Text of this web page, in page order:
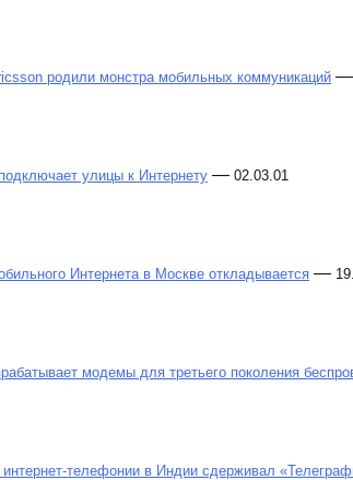
родили монстра мобильных коммуникаций —
улицы к Интернету — 02.03.01
Интернета в Москве откладывается —
модемы для третьего поколения
интернет-телефонии в Индии сдерживал